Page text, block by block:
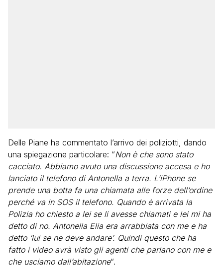
Delle Piane ha commentato l’arrivo dei poliziotti, dando
una spiegazione particolare: “Non è che sono stato
cacciato. Abbiamo avuto una discussione accesa e ho
lanciato il telefono di Antonella a terra. L’iPhone se
prende una botta fa una chiamata alle forze dell’ordine
perché va in SOS il telefono. Quando è arrivata la
Polizia ho chiesto a lei se li avesse chiamati e lei mi ha
detto di no. Antonella Elia era arrabbiata con me e ha
detto ‘lui se ne deve andare’. Quindi questo che ha
fatto i video avrà visto gli agenti che parlano con me e
che usciamo dall’abitazione“.